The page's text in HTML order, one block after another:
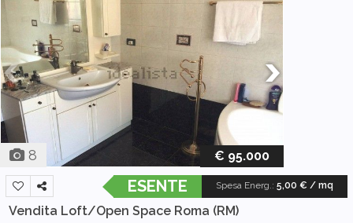
8 € 95.000
Spesa Energ.: 5,00 € / mq
ESENTE
Vendita Loft/Open Space Roma (RM)